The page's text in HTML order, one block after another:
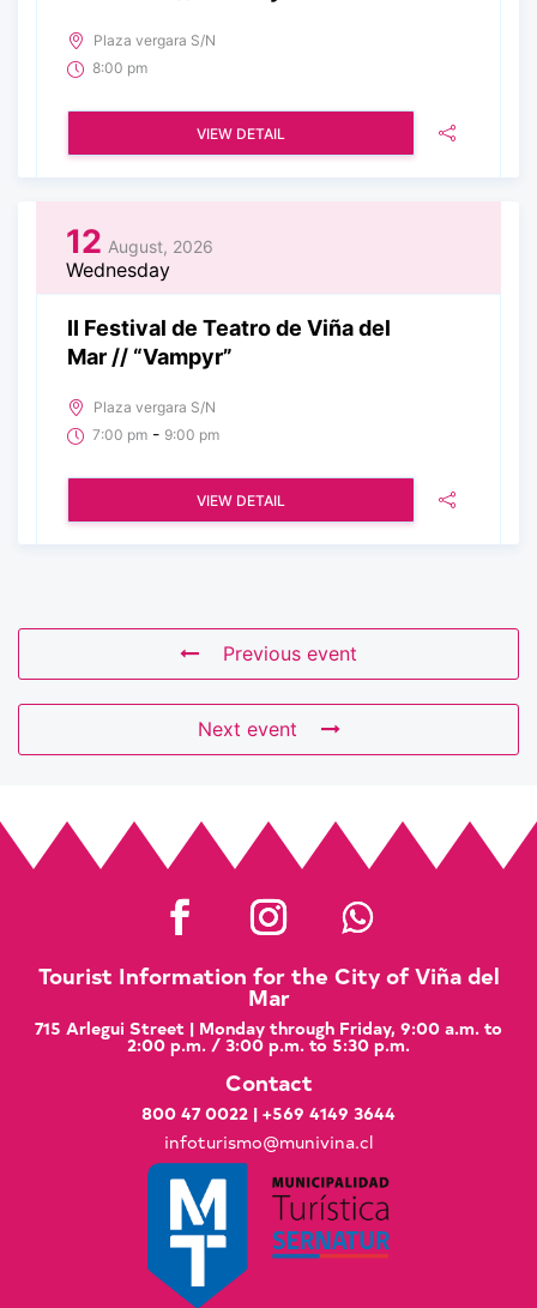
Plaza vergara S/N
8:00 pm
VIEW DETAIL
12 August, 2026
Wednesday
II Festival de Teatro de Viña del
Mar // “Vampyr”
Plaza vergara S/N
7:00 pm - 9:00 pm
VIEW DETAIL
Previous event
Next event
Tourist Information for the City of Viña del
Mar
715 Arlegui Street | Monday through Friday, 9:00 a.m. to
2:00 p.m. / 3:00 p.m. to 5:30 p.m.
Contact
800 47 0022 | +569 4149 3644
infoturismo@munivina.cl